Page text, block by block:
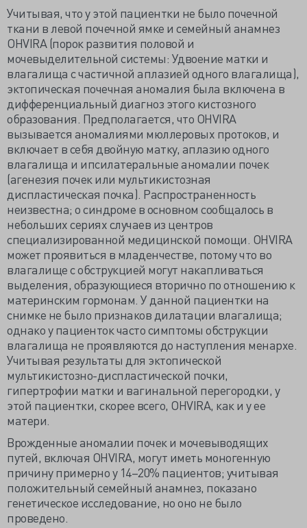
Учитывая, что у этой пациентки не было почечной
ткани в левой почечной ямке и семейный анамнез
OHVIRA (порок развития половой и
мочевыделительной системы: Удвоение матки и
влагалища с частичной аплазией одного влагалища),
эктопическая почечная аномалия была включена в
дифференциальный диагноз этого кистозного
образования. Предполагается, что OHVIRA
вызывается аномалиями мюллеровых протоков, и
включает в себя двойную матку, аплазию одного
влагалища и ипсилатеральные аномалии почек
(агенезия почек или мультикистозная
диспластическая почка). Распространенность
неизвестна; о синдроме в основном сообщалось в
небольших сериях случаев из центров
специализированной медицинской помощи. OHVIRA
может проявиться в младенчестве, потому что во
влагалище с обструкцией могут накапливаться
выделения, образующиеся вторично по отношению к
материнским гормонам. У данной пациентки на
снимке не было признаков дилатации влагалища;
однако у пациенток часто симптомы обструкции
влагалища не проявляются до наступления менархе.
Учитывая результаты для эктопической
мультикистозно-диспластической почки,
гипертрофии матки и вагинальной перегородки, у
этой пациентки, скорее всего, OHVIRA, как и у ее
матери.
Врожденные аномалии почек и мочевыводящих
путей, включая OHVIRA, могут иметь моногенную
причину примерно у 14–20% пациентов; учитывая
положительный семейный анамнез, показано
генетическое исследование, но оно не было
проведено.